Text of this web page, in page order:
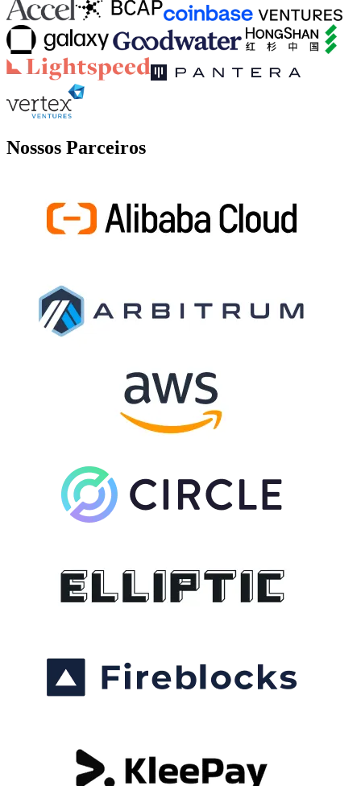
Nossos Parceiros